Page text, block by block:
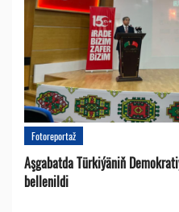
Fotoreportaž
Aşgabatda Türkiýäniň
bellenildi